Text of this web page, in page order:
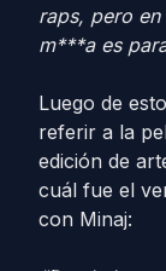
raps, pero en
m***a es
Luego de
referir a la
edición de
cuál fue el
con Minaj: